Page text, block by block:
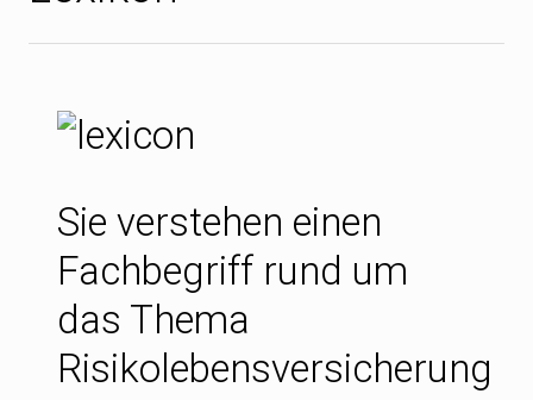
Sie verstehen einen
Fachbegriff rund um
das Thema
Risikolebensversicherung